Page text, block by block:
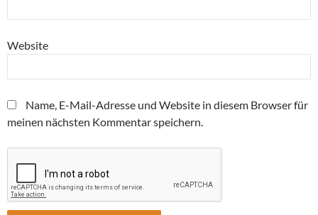
Website
Name, E-Mail-Adresse und Website in diesem Browser für
meinen nächsten Kommentar speichern.